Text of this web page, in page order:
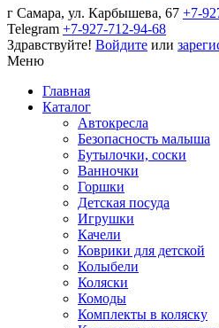
г Самара, ул. Карбышева, 67 +7-
Telegram +7-927-712-94-68
Здравствуйте! Войдите или
Меню
Главная
Каталог
Автокресла
Безопасность малыша
Бутылочки, соски
Ванночки
Горшки
Детская посуда
Игрушки
Качели
Коврики для детской
Колыбели
Коляски
Комоды
Комплекты в коляску